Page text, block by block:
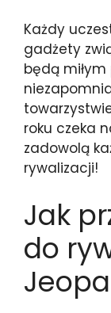
Każdy
gadżety
będą
roku czeka
zadowolą
rywalizacji!
Jak
do